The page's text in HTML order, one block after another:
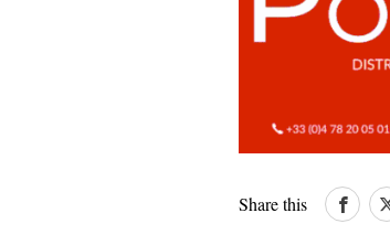
Share this